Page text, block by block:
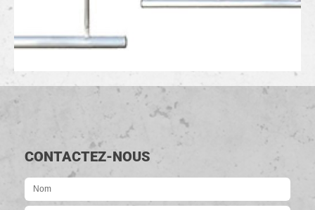
CONTACTEZ-NOUS